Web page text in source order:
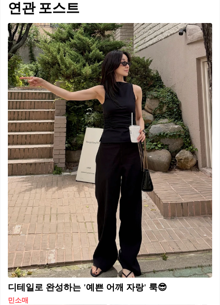
연관 포스트
디테일로 완성하는 '예쁜 어깨 자랑' 룩😎
민소매